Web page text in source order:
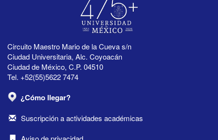
Circuito Maestro Mario de la Cueva s/n
Ciudad Universitaria, Alc. Coyoacán
Ciudad de México, C.P. 04510
Tel. +52(55)5622 7474
¿Cómo llegar?
Suscripción a actividades académicas